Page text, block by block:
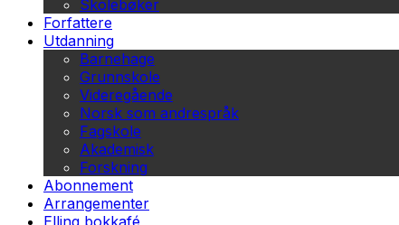
Skolebøker
Forfattere
Utdanning
Barnehage
Grunnskole
Videregående
Norsk som andrespråk
Fagskole
Akademisk
Forskning
Abonnement
Arrangementer
Elling bokkafé